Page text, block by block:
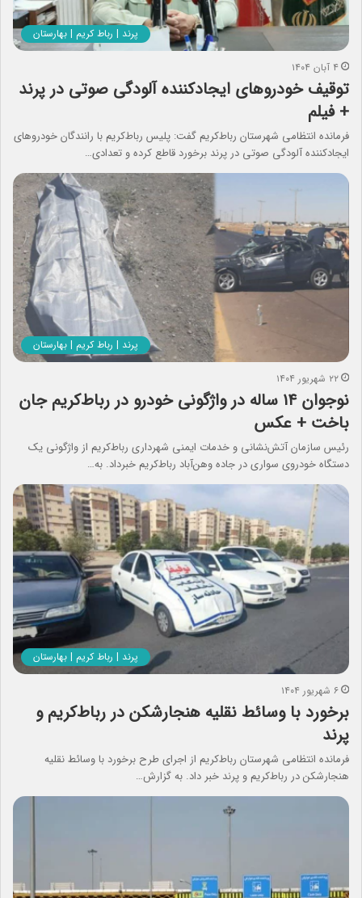
پرند | رباط کریم | بهارستان
۴ آبان ۱۴۰۴
توقیف خودروهای ایجاد‌کننده آلودگی صوتی در پرند
+ فیلم
فرمانده انتظامی شهرستان رباط‌کریم گفت: پلیس رباط‌کریم با رانندگان خودروهای
ایجادکننده آلودگی صوتی در پرند برخورد قاطع کرده و تعدادی…
پرند | رباط کریم | بهارستان
۲۲ شهریور ۱۴۰۴
نوجوان ۱۴ ساله در واژگونی خودرو در رباط‌کریم جان
باخت + عکس
رئیس سازمان آتش‌نشانی و خدمات ایمنی شهرداری رباط‌کریم از واژگونی یک
دستگاه خودروی سواری در جاده وهن‌آباد رباط‌کریم خبرداد. به…
پرند | رباط کریم | بهارستان
۶ شهریور ۱۴۰۴
برخورد با وسائط نقلیه هنجارشکن در رباط‌کریم و
پرند
فرمانده انتظامی شهرستان رباط‌کریم از اجرای طرح برخورد با وسائط نقلیه
هنجارشکن در رباط‌کريم و پرند خبر داد. به گزارش…